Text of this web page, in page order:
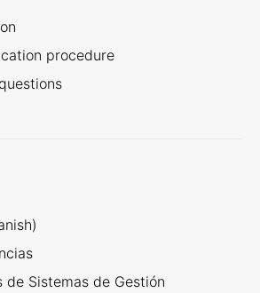
procedure
Sistemas de Gestión